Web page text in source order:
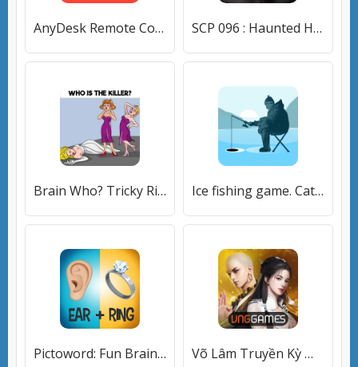
AnyDesk Remote Control SCP 096 : Haunted House
Brain Who? Tricky Riddle Tests Ice fishing game. Catch bass.
Pictoword: Fun Brain Word Game Võ Lâm Truyền Kỳ MAX